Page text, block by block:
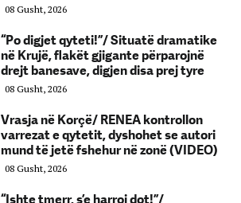
08 Gusht, 2026
“Po digjet qyteti!”/ Situatë dramatike
në Krujë, flakët gjigante përparojnë
drejt banesave, digjen disa prej tyre
08 Gusht, 2026
Vrasja në Korçë/ RENEA kontrollon
varrezat e qytetit, dyshohet se autori
mund të jetë fshehur në zonë (VIDEO)
08 Gusht, 2026
“Ishte tmerr, s’e harroj dot!”/